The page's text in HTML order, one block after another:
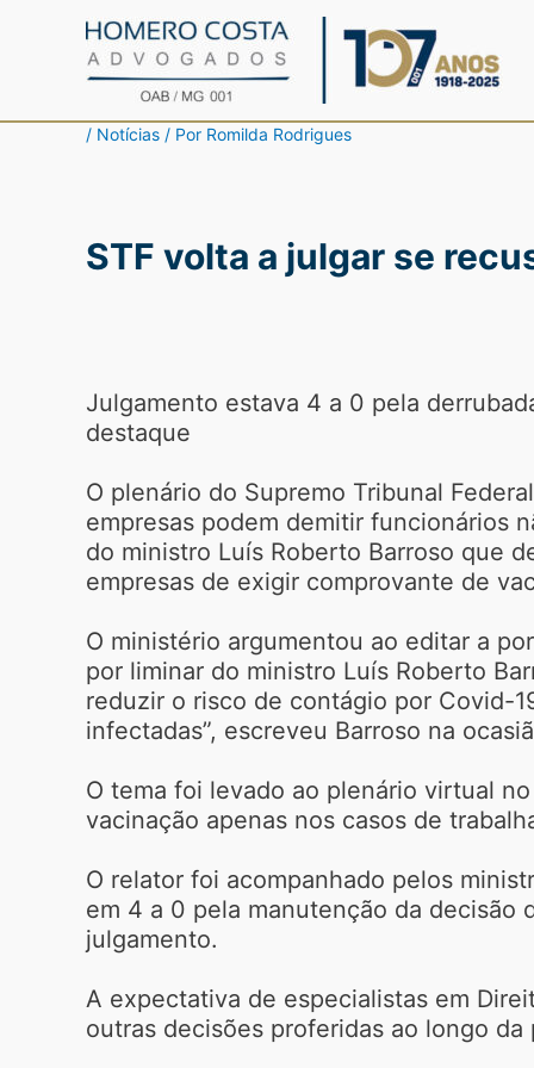
/ Notícias / Por Romilda Rodrigues
STF volta a julgar se
Julgamento estava 4 a 0 pela
destaque
O plenário do Supremo Tribunal
empresas podem demitir funcionários
do ministro Luís Roberto Barroso que
empresas de exigir comprovante de
O ministério argumentou ao editar a
por liminar do ministro Luís Roberto
reduzir o risco de contágio por Covid-
infectadas”, escreveu Barroso na
O tema foi levado ao plenário virtual
vacinação apenas nos casos de
O relator foi acompanhado pelos
em 4 a 0 pela manutenção da decisão
julgamento.
A expectativa de especialistas em
outras decisões proferidas ao longo